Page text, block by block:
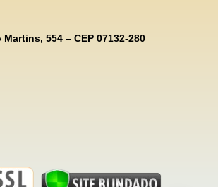
554 – CEP 07132-280